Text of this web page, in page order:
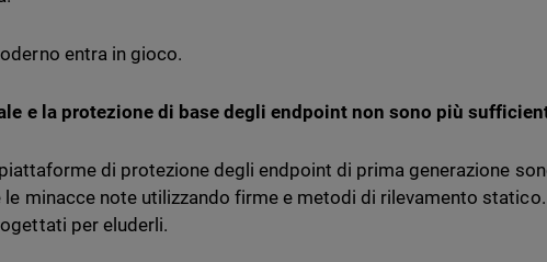
entra in gioco.
e la protezione di base degli endpoint non sono più
di protezione degli endpoint di prima generazione
minacce note utilizzando firme e metodi di rilevamento
per eluderli.